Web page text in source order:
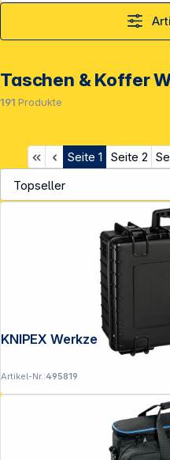
Taschen & Koffer
191 Produkte
Seite 1 Seite 2
Artikel-Nr.:495819
Service